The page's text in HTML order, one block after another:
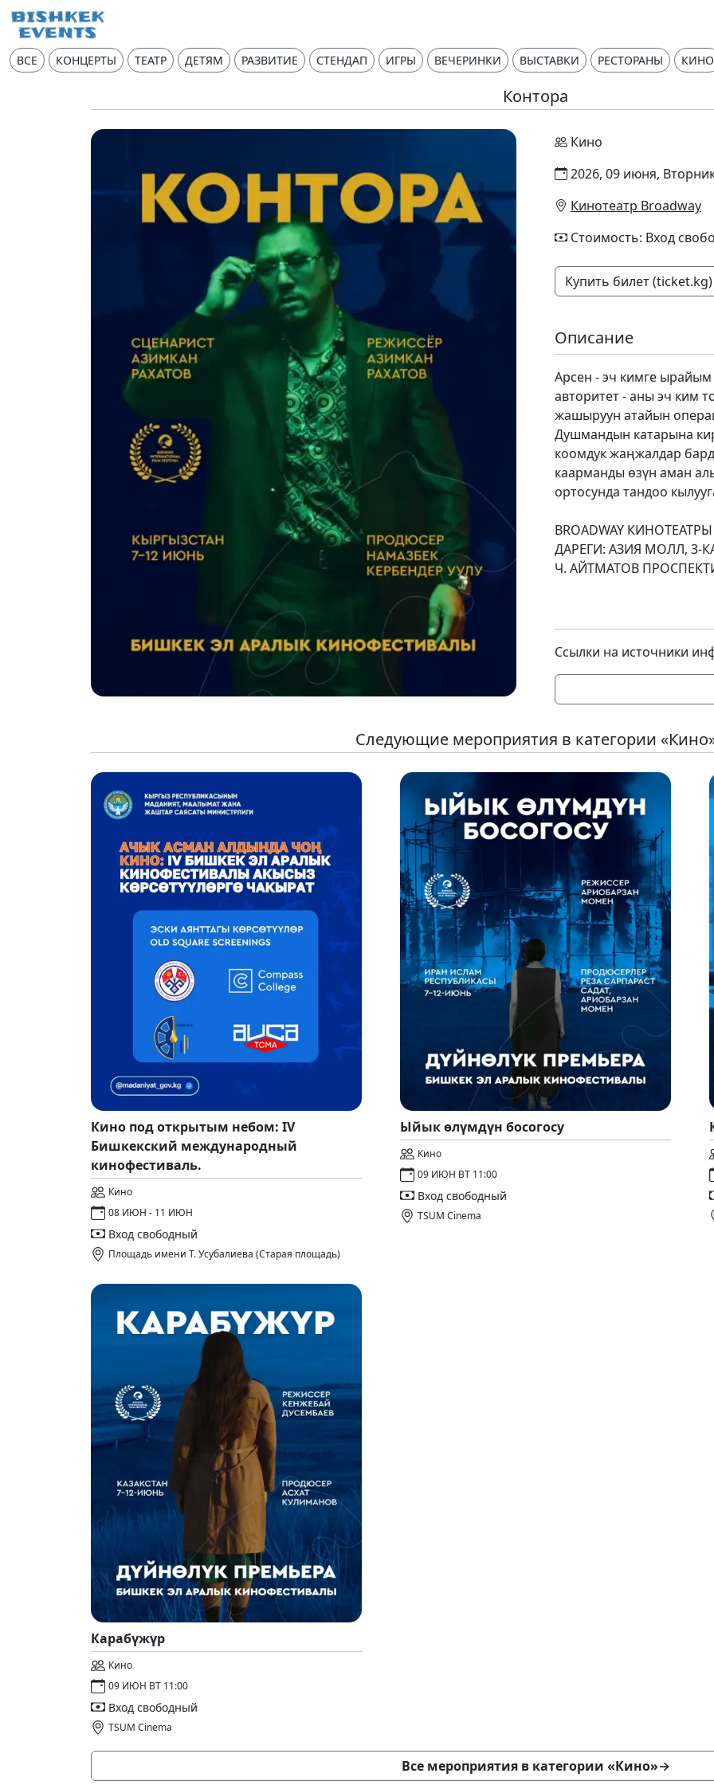
ВСЕ КОНЦЕРТЫ ТЕАТР ДЕТЯМ РАЗВИТИЕ СТЕНДАП ИГРЫ ВЕЧЕРИНКИ ВЫСТАВКИ РЕСТОРАНЫ КИНО
Контора
Кино
2026, 09 июня,
Кинотеатр Broadway
Стоимость: Вход
Купить билет (ticket.kg)
Описание
Арсен - эч кимге
авторитет - аны эч ким
жашыруун атайын
Душмандын катарына
коомдук жаңжалдар
каарманды өзүн аман
ортосунда тандоо
BROADWAY КИНОТЕАТРЫ
ДАРЕГИ: АЗИЯ МОЛЛ, 3-
Ч.
Ссылки на источники
Следующие мероприятия в категории
Кино под открытым небом: IV
Бишкекский международный
кинофестиваль.
Кино
08 ИЮН - 11 ИЮН
Вход свободный
Площадь имени Т. Усубалиева (Старая площадь)
Ыйык өлүмдүн босогосу
Кино
09 ИЮН ВТ 11:00
Вход свободный
TSUM Cinema
Карабүжүр
Кино
09 ИЮН ВТ 11:00
Вход свободный
TSUM Cinema
Все мероприятия в категории «Кино»→